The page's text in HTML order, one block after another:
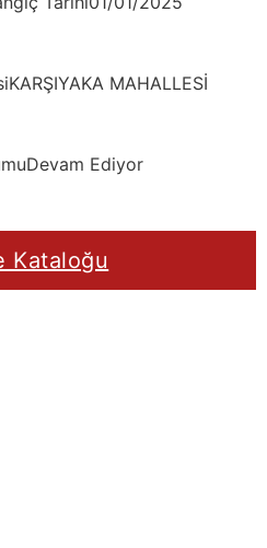
KARŞIYAKA MAHALLESİ
Devam Ediyor
Kataloğu